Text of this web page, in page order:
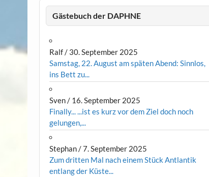
Gästebuch der DAPHNE
Ralf/ 30. September 2025
Samstag, 22. August am späten Abend: Sinnlos,
ins Bett zu...
Sven/ 16. September 2025
Finally... ...ist es kurz vor dem Ziel doch noch
gelungen,...
Stephan/7. September 2025
Zum dritten Mal nach einem Stück Antlantik
entlang der Küste...